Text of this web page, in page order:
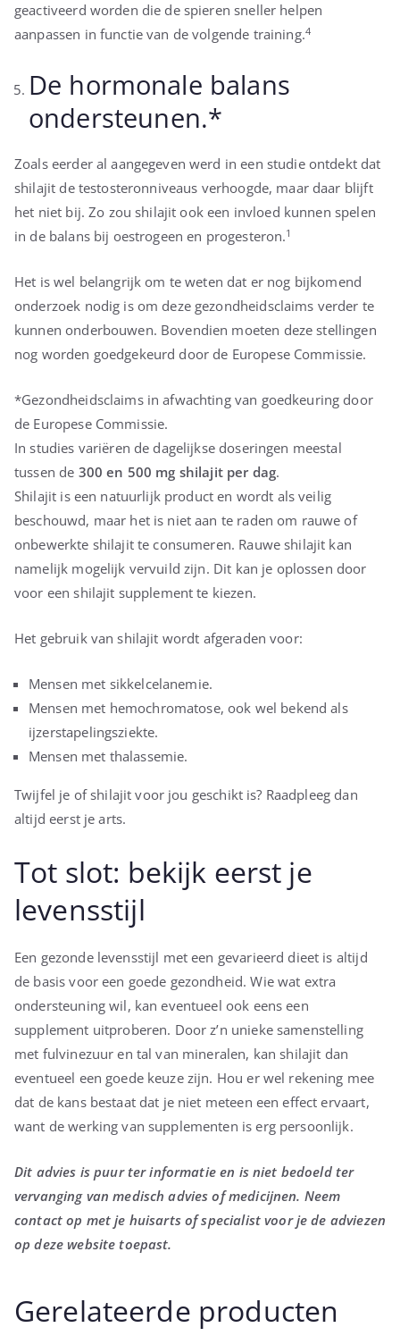
geactiveerd worden die de spieren sneller helpen
aanpassen in functie van de volgende training.4
De hormonale balans
ondersteunen.*
Zoals eerder al aangegeven werd in een studie ontdekt dat
shilajit de testosteronniveaus verhoogde, maar daar blijft
het niet bij. Zo zou shilajit ook een invloed kunnen spelen
in de balans bij oestrogeen en progesteron.1
Het is wel belangrijk om te weten dat er nog bijkomend
onderzoek nodig is om deze gezondheidsclaims verder te
kunnen onderbouwen. Bovendien moeten deze stellingen
nog worden goedgekeurd door de Europese Commissie.
*Gezondheidsclaims in afwachting van goedkeuring door
de Europese Commissie.
In studies variëren de dagelijkse doseringen meestal
tussen de 300 en 500 mg shilajit per dag.
Shilajit is een natuurlijk product en wordt als veilig
beschouwd, maar het is niet aan te raden om rauwe of
onbewerkte shilajit te consumeren. Rauwe shilajit kan
namelijk mogelijk vervuild zijn. Dit kan je oplossen door
voor een shilajit supplement te kiezen.
Het gebruik van shilajit wordt afgeraden voor:
Mensen met sikkelcelanemie.
Mensen met hemochromatose, ook wel bekend als
ijzerstapelingsziekte.
Mensen met thalassemie.
Twijfel je of shilajit voor jou geschikt is? Raadpleeg dan
altijd eerst je arts.
Tot slot: bekijk eerst je
levensstijl
Een gezonde levensstijl met een gevarieerd dieet is altijd
de basis voor een goede gezondheid. Wie wat extra
ondersteuning wil, kan eventueel ook eens een
supplement uitproberen. Door z’n unieke samenstelling
met fulvinezuur en tal van mineralen, kan shilajit dan
eventueel een goede keuze zijn. Hou er wel rekening mee
dat de kans bestaat dat je niet meteen een effect ervaart,
want de werking van supplementen is erg persoonlijk.
Dit advies is puur ter informatie en is niet bedoeld ter
vervanging van medisch advies of medicijnen. Neem
contact op met je huisarts of specialist voor je de adviezen
op deze website toepast.
Gerelateerde producten